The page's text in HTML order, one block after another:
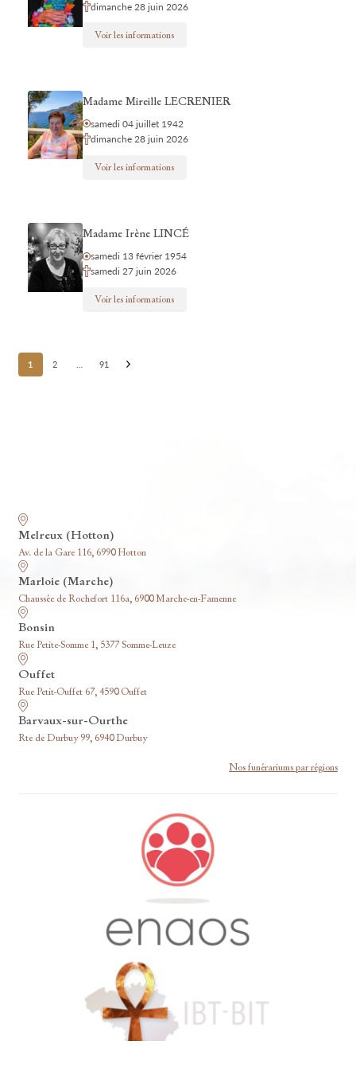
dimanche 28 juin 2026
Voir les informations
Madame Mireille LECRENIER
samedi 04 juillet 1942
dimanche 28 juin 2026
Voir les informations
Madame Irène LINCÉ
samedi 13 février 1954
samedi 27 juin 2026
Voir les informations
Posts
pagination
1 2 91
Melreux (Hotton)
Av. de la Gare 116, 6990 Hotton
Marloie (Marche)
Chaussée de Rochefort 116a, 6900 Marche-en-Famenne
Bonsin
Rue Petite-Somme 1, 5377 Somme-Leuze
Ouffet
Rue Petit-Ouffet 67, 4590 Ouffet
Barvaux-sur-Ourthe
Rte de Durbuy 99, 6940 Durbuy
Nos funérariums par régions